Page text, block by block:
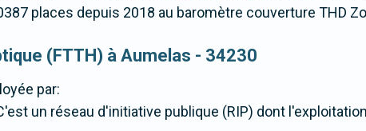
places depuis 2018 au baromètre couverture THD
(FTTH) à Aumelas - 34230
par:
un réseau d'initiative publique (RIP) dont